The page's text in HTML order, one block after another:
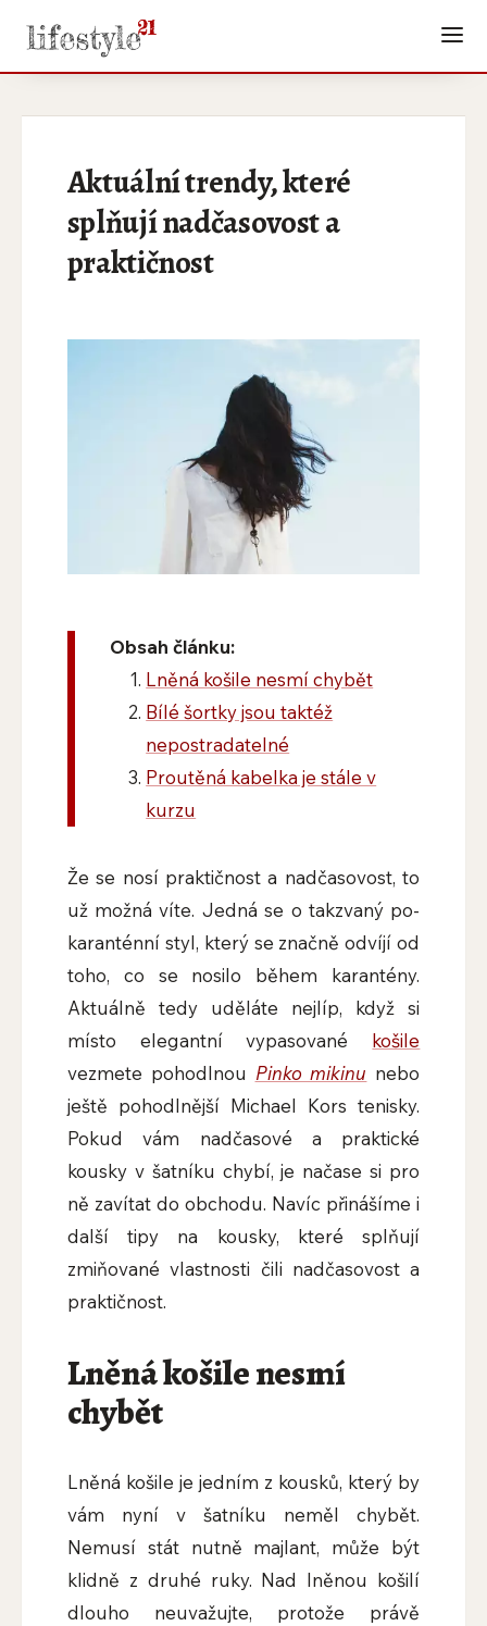
Aktuální trendy, které
splňují nadčasovost a
praktičnost
Obsah článku:
Lněná košile nesmí chybět
Bílé šortky jsou taktéž
nepostradatelné
Proutěná kabelka je stále v
kurzu
Že se nosí praktičnost a nadčasovost, to
už možná víte. Jedná se o takzvaný po-
karanténní styl, který se značně odvíjí od
toho, co se nosilo během karantény.
Aktuálně tedy uděláte nejlíp, když si
místo elegantní vypasované košile
vezmete pohodlnou Pinko mikinu nebo
ještě pohodlnější Michael Kors tenisky.
Pokud vám nadčasové a praktické
kousky v šatníku chybí, je načase si pro
ně zavítat do obchodu. Navíc přinášíme i
další tipy na kousky, které splňují
zmiňované vlastnosti čili nadčasovost a
praktičnost.
Lněná košile nesmí
chybět
Lněná košile je jedním z kousků, který by
vám nyní v šatníku neměl chybět.
Nemusí stát nutně majlant, může být
klidně z druhé ruky. Nad lněnou košilí
dlouho neuvažujte, protože právě